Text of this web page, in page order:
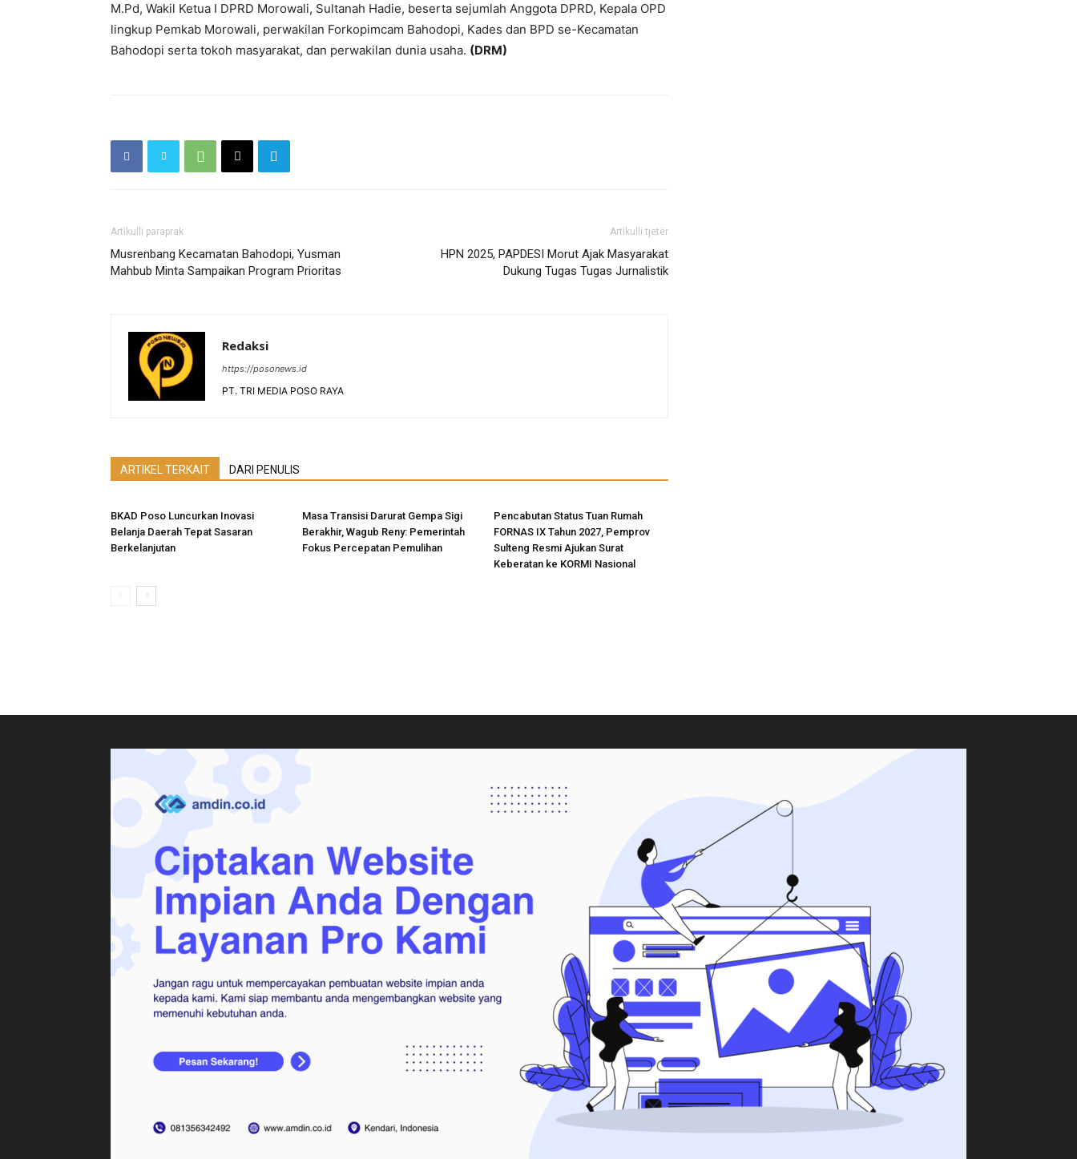
M.Pd, Wakil Ketua I DPRD Morowali, Sultanah Hadie, beserta sejumlah Anggota DPRD, Kepala OPD
lingkup Pemkab Morowali, perwakilan Forkopimcam Bahodopi, Kades dan BPD se-Kecamatan
Bahodopi serta tokoh masyarakat, dan perwakilan dunia usaha. (DRM)
Artikulli paraprak
Musrenbang Kecamatan Bahodopi, Yusman
Mahbub Minta Sampaikan Program Prioritas
Artikulli tjetër
HPN 2025, PAPDESI Morut Ajak Masyarakat
Dukung Tugas Tugas Jurnalistik
Redaksi
https://posonews.id
PT. TRI MEDIA POSO RAYA
ARTIKEL TERKAIT DARI PENULIS
BKAD Poso Luncurkan Inovasi
Belanja Daerah Tepat Sasaran
Berkelanjutan
Masa Transisi Darurat Gempa Sigi
Berakhir, Wagub Reny: Pemerintah
Fokus Percepatan Pemulihan
Pencabutan Status Tuan Rumah
FORNAS IX Tahun 2027, Pemprov
Sulteng Resmi Ajukan Surat
Keberatan ke KORMI Nasional